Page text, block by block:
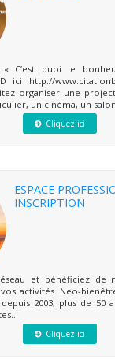
« C’est quoi le
ici http://
organiser une
un cinéma, un salon
Cliquez ici
ESPACE
INSCRIPTION
et bénéficiez
activités. Neo-
2003, plus de 50
Cliquez ici